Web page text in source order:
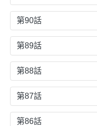
第90話
第89話
第88話
第87話
第86話